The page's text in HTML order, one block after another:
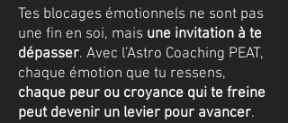
Tes blocages émotionnels ne sont pas
une fin en soi, mais une invitation à te
dépasser. Avec l’Astro Coaching PEAT,
chaque émotion que tu ressens,
chaque peur ou croyance qui te freine
peut devenir un levier pour avancer.